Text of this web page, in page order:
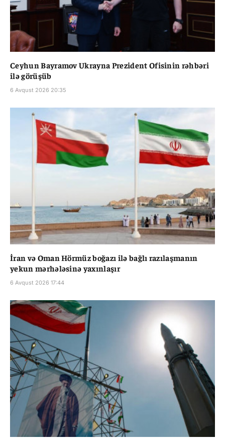
Ceyhun Bayramov Ukrayna Prezident Ofisinin rəhbəri
ilə görüşüb
6 Avqust 2026 20:35
İran və Oman Hörmüz boğazı ilə bağlı razılaşmanın
yekun mərhələsinə yaxınlaşır
6 Avqust 2026 17:44